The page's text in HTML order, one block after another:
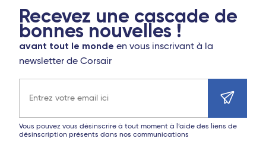
Recevez une cascade de
bonnes nouvelles !
avant tout le monde en vous inscrivant à la
newsletter de Corsair
Vous pouvez vous désinscrire à tout moment à l’aide des liens de
désinscription présents dans nos communications